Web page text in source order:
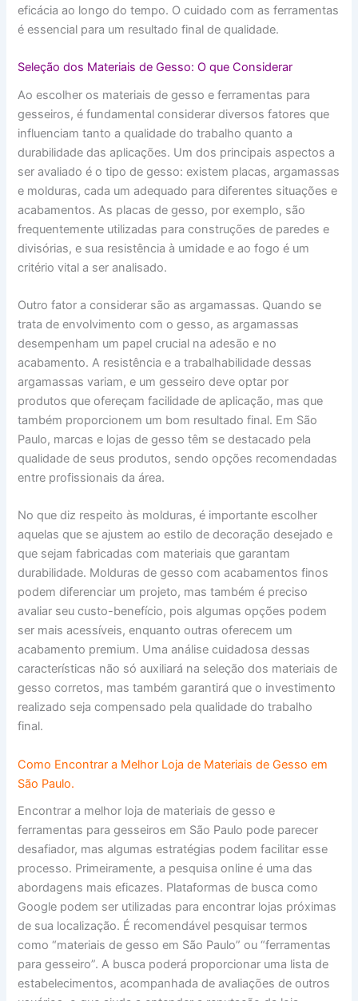
eficácia ao longo do tempo. O cuidado com as ferramentas
é essencial para um resultado final de qualidade.
Seleção dos Materiais de Gesso: O que Considerar
Ao escolher os materiais de gesso e ferramentas para
gesseiros, é fundamental considerar diversos fatores que
influenciam tanto a qualidade do trabalho quanto a
durabilidade das aplicações. Um dos principais aspectos a
ser avaliado é o tipo de gesso: existem placas, argamassas
e molduras, cada um adequado para diferentes situações e
acabamentos. As placas de gesso, por exemplo, são
frequentemente utilizadas para construções de paredes e
divisórias, e sua resistência à umidade e ao fogo é um
critério vital a ser analisado.
Outro fator a considerar são as argamassas. Quando se
trata de envolvimento com o gesso, as argamassas
desempenham um papel crucial na adesão e no
acabamento. A resistência e a trabalhabilidade dessas
argamassas variam, e um gesseiro deve optar por
produtos que ofereçam facilidade de aplicação, mas que
também proporcionem um bom resultado final. Em São
Paulo, marcas e lojas de gesso têm se destacado pela
qualidade de seus produtos, sendo opções recomendadas
entre profissionais da área.
No que diz respeito às molduras, é importante escolher
aquelas que se ajustem ao estilo de decoração desejado e
que sejam fabricadas com materiais que garantam
durabilidade. Molduras de gesso com acabamentos finos
podem diferenciar um projeto, mas também é preciso
avaliar seu custo-benefício, pois algumas opções podem
ser mais acessíveis, enquanto outras oferecem um
acabamento premium. Uma análise cuidadosa dessas
características não só auxiliará na seleção dos materiais de
gesso corretos, mas também garantirá que o investimento
realizado seja compensado pela qualidade do trabalho
final.
Como Encontrar a Melhor Loja de Materiais de Gesso em
São Paulo.
Encontrar a melhor loja de materiais de gesso e
ferramentas para gesseiros em São Paulo pode parecer
desafiador, mas algumas estratégias podem facilitar esse
processo. Primeiramente, a pesquisa online é uma das
abordagens mais eficazes. Plataformas de busca como
Google podem ser utilizadas para encontrar lojas próximas
de sua localização. É recomendável pesquisar termos
como “materiais de gesso em São Paulo” ou “ferramentas
para gesseiro”. A busca poderá proporcionar uma lista de
estabelecimentos, acompanhada de avaliações de outros